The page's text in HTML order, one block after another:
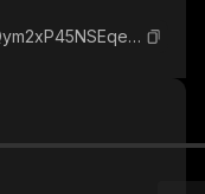
4CQym2xP45NSEqeDxgg9yd3EdKnAKXN7W9g8d94ex3kA_solana